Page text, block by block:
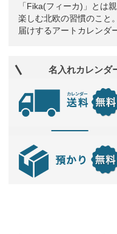
「Fika(フィーカ)」とは
楽しむ北欧の習慣のこと
届けするアートカレンダ
名入れカレンダ